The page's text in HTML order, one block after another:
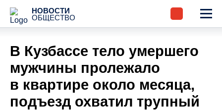
НОВОСТИ
ОБЩЕСТВО
В Кузбассе тело умершего
мужчины пролежало
в квартире около месяца,
подъезд охватил трупный